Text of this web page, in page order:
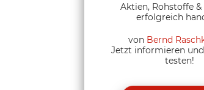
Aktien, Rohstoffe &
erfolgreich
von Bernd
Jetzt informieren
testen!